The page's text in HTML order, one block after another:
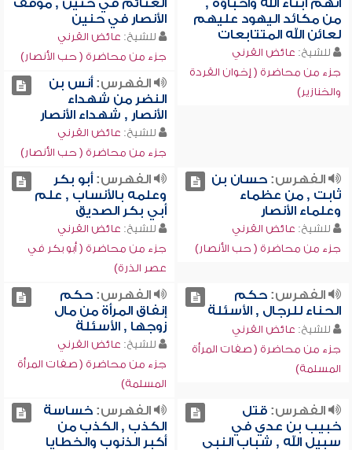
أنهم أبناء الله وأحباؤه ,
من مكائد اليهود عليهم
لعائن الله المتتابعات
للشيخ: عائض القرني
جزء من محاضرة ( إخوان القردة
والخنازير)
الغنائم في حنين , موقف
الأنصار في حنين
للشيخ: عائض القرني
جزء من محاضرة ( حب الأنصار)
الفهرس:أنس بن
النضر من شهداء
الأنصار , شهداء الأنصار
للشيخ: عائض القرني
جزء من محاضرة ( حب الأنصار)
الفهرس:حسان بن
ثابت , من عظماء
وعلماء الأنصار
للشيخ: عائض القرني
جزء من محاضرة ( حب الأنصار)
الفهرس:أبو بكر
وعلمه بالأنساب , علم
أبي بكر الصديق
للشيخ: عائض القرني
جزء من محاضرة ( أبو بكر في
عصر الذرة)
الفهرس:حكم
الحناء للرجال , الأسئلة
للشيخ: عائض القرني
جزء من محاضرة ( صفات المرأة
المسلمة)
الفهرس:حكم
إنفاق المرأة من مال
زوجها , الأسئلة
للشيخ: عائض القرني
جزء من محاضرة ( صفات المرأة
المسلمة)
الفهرس:قتل
خبيب بن عدي في
سبيل الله , شباب النبي
الفهرس:خساسة
الكذب , الكذب من
أكبر الذنوب والخطايا